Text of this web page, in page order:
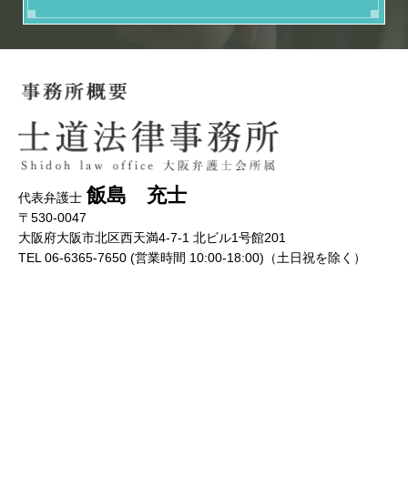
代表弁護士 飯島 充士
〒530-0047
大阪府大阪市北区西天満4-7-1 北ビル1号館201
TEL 06-6365-7650 (営業時間 10:00-18:00)（土日祝を除く）